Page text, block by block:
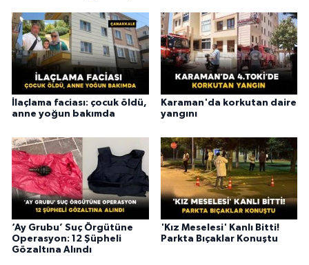
İlaçlama faciası: çocuk öldü,
anne yoğun bakımda
Karaman'da korkutan daire
yangını
‘Ay Grubu’ Suç Örgütüne
Operasyon: 12 Şüpheli
Gözaltına Alındı
'Kız Meselesi' Kanlı Bitti!
Parkta Bıçaklar Konuştu